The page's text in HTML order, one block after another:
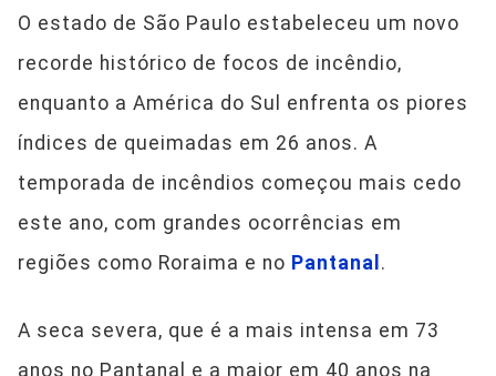
O estado de São Paulo estabeleceu um novo
recorde histórico de focos de incêndio,
enquanto a América do Sul enfrenta os piores
índices de queimadas em 26 anos. A
temporada de incêndios começou mais cedo
este ano, com grandes ocorrências em
regiões como Roraima e no Pantanal .
A seca severa, que é a mais intensa em 73
anos no Pantanal e a maior em 40 anos na